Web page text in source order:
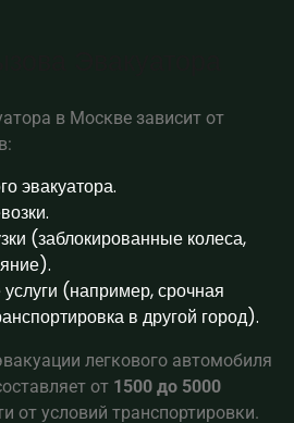
в Москве зависит от
эвакуатора.
(заблокированные колеса,
(например, срочная
в другой город).
легкового автомобиля
от 1500 до 5000
от условий транспортировки.